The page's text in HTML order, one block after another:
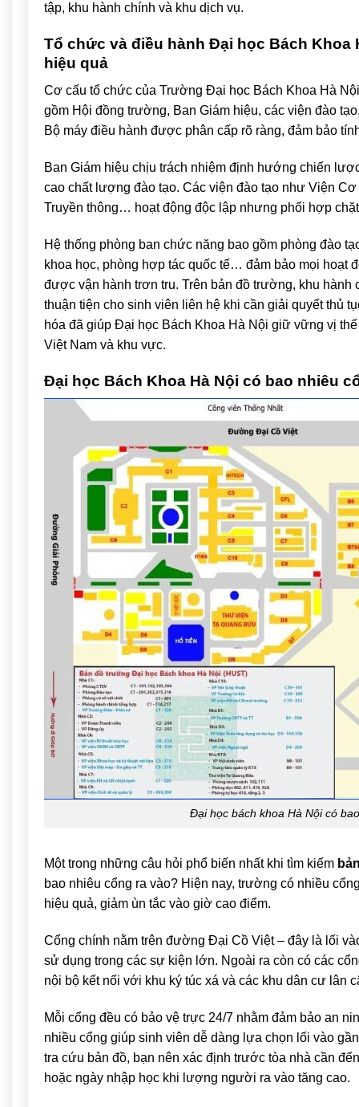
tập, khu hành chính và khu dịch vụ.
Tổ chức và điều hành Đại học Bách Khoa
hiệu quả
Cơ cấu tổ chức của Trường Đại học Bách Khoa Hà Nội
gồm Hội đồng trường, Ban Giám hiệu, các viện đào
Bộ máy điều hành được phân cấp rõ ràng, đảm bảo
Ban Giám hiệu chịu trách nhiệm định hướng chiến
cao chất lượng đào tạo. Các viện đào tạo như Viện
Truyền thông… hoạt động độc lập nhưng phối hợp
Hệ thống phòng ban chức năng bao gồm phòng đào
khoa học, phòng hợp tác quốc tế… đảm bảo mọi hoạt
được vận hành trơn tru. Trên bản đồ trường, khu
thuận tiện cho sinh viên liên hệ khi cần giải quyết thủ
hóa đã giúp Đại học Bách Khoa Hà Nội giữ vững vị
Việt Nam và khu vực.
Đại học Bách Khoa Hà Nội có bao nhiêu
Đại học bách khoa Hà Nội có
Một trong những câu hỏi phổ biến nhất khi tìm kiếm
bao nhiêu cổng ra vào? Hiện nay, trường có nhiều
hiệu quả, giảm ùn tắc vào giờ cao điểm.
Cổng chính nằm trên đường Đại Cồ Việt – đây là lối
sử dụng trong các sự kiện lớn. Ngoài ra còn có các
nội bộ kết nối với khu ký túc xá và các khu dân cư lân
Mỗi cổng đều có bảo vệ trực 24/7 nhằm đảm bảo an
nhiều cổng giúp sinh viên dễ dàng lựa chọn lối vào
tra cứu bản đồ, bạn nên xác định trước tòa nhà cần
hoặc ngày nhập học khi lượng người ra vào tăng cao.